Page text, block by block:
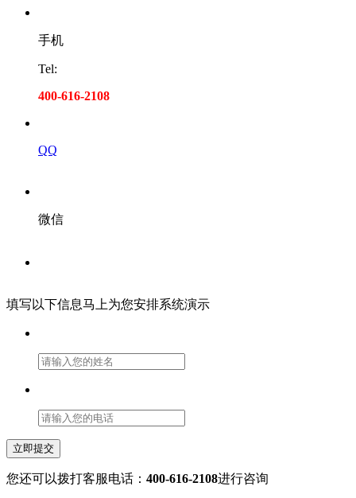
手机
Tel:
400-616-2108
QQ
微信
填写以下信息马上为您安排系统演示
立即提交
您还可以拨打客服电话： 400-616-2108进行咨询